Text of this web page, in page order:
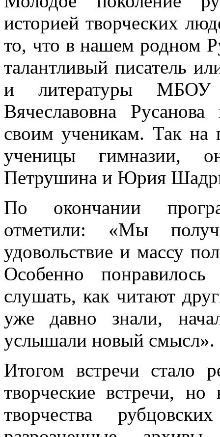
историей творческих
то, что в нашем родном
талантливый писатель
и литературы
Вячеславовна
своим ученикам. Так на
ученицы гимназии,
Петрушина и Юрия
По окончании
отметили: «Мы
удовольствие и массу
Особенно
слушать, как читают
уже давно знали,
услышали новый смысл».
Итогом встречи стало
творческие встречи, но
творчества